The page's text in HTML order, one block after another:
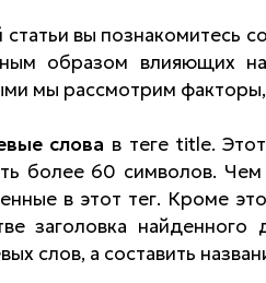
статьи вы познакомитесь
образом влияющих на
мы рассмотрим
слова в теге title.
более 60 символов.
в этот тег. Кроме
заголовка
слов, а составить